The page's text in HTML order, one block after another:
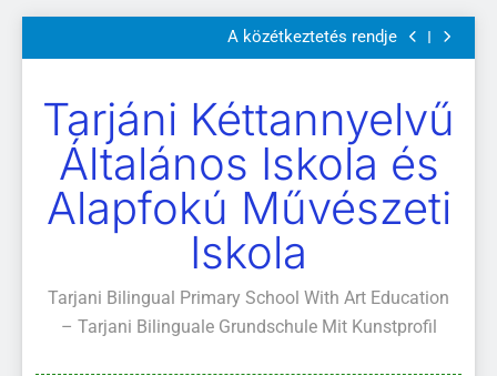
a
Szülői értekezletek 2026. május 04-14.
A közétkeztetés rendje
Kötelező és ajánlott olvasmányok
Szülői értekezletek 2026. május 04-14.
A közétkeztetés rendje
Kötelező és ajánlott olvasmányok
A Mi Világunk!
Tarjáni Kéttannyelvű
Általános Iskola és
Alapfokú Művészeti
Iskola
Tarjani Bilingual Primary School With Art Education
– Tarjani Bilinguale Grundschule Mit Kunstprofil